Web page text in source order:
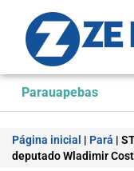
Parauapebas
Página inicial | Pará |
deputado Wladimir